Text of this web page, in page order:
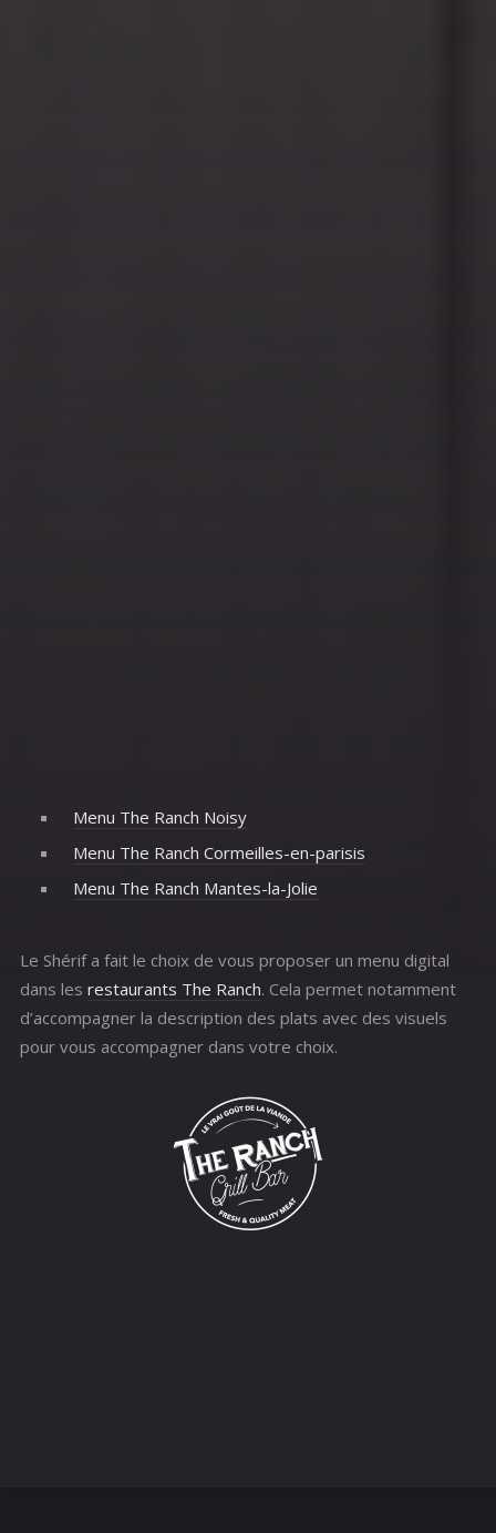
Menu The Ranch Noisy
Menu The Ranch Cormeilles-en-parisis
Menu The Ranch Mantes-la-Jolie
Le Shérif a fait le choix de vous proposer un menu digital
dans les restaurants The Ranch. Cela permet notamment
d’accompagner la description des plats avec des visuels
pour vous accompagner dans votre choix.